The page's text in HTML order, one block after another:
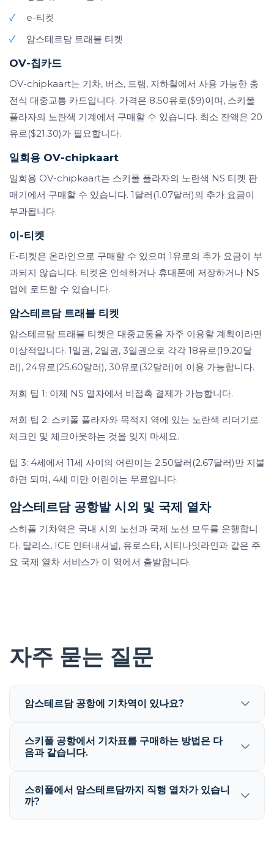
✓
e-티켓
✓
암스테르담 트래블 티켓
OV-칩카드
OV-chipkaart는 기차, 버스, 트램, 지하철에서 사용 가능한 충
전식 대중교통 카드입니다. 가격은 8.50유로($9)이며, 스키폴
플라자의 노란색 기계에서 구매할 수 있습니다. 최소 잔액은 20
유로($21.30)가 필요합니다.
일회용 OV-chipkaart
일회용 OV-chipkaart는 스키폴 플라자의 노란색 NS 티켓 판
매기에서 구매할 수 있습니다. 1달러(1.07달러)의 추가 요금이
부과됩니다.
이-티켓
E-티켓은 온라인으로 구매할 수 있으며 1유로의 추가 요금이 부
과되지 않습니다. 티켓은 인쇄하거나 휴대폰에 저장하거나 NS
앱에 로드할 수 있습니다.
암스테르담 트래블 티켓
암스테르담 트래블 티켓은 대중교통을 자주 이용할 계획이라면
이상적입니다. 1일권, 2일권, 3일권으로 각각 18유로(19.20달
러), 24유로(25.60달러), 30유로(32달러)에 이용 가능합니다.
저희 팁 1: 이제 NS 열차에서 비접촉 결제가 가능합니다.
저희 팁 2: 스키폴 플라자와 목적지 역에 있는 노란색 리더기로
체크인 및 체크아웃하는 것을 잊지 마세요.
팁 3: 4세에서 11세 사이의 어린이는 2.50달러(2.67달러)만 지불
하면 되며, 4세 미만 어린이는 무료입니다.
암스테르담 공항발 시외 및 국제 열차
스히폴 기차역은 국내 시외 노선과 국제 노선 모두를 운행합니
다. 탈리스, ICE 인터내셔널, 유로스타, 시티나잇라인과 같은 주
요 국제 열차 서비스가 이 역에서 출발합니다.
자주 묻는 질문
암스테르담 공항에 기차역이 있나요?
스키폴 공항에서 기차표를 구매하는 방법은 다
음과 같습니다.
스히폴에서 암스테르담까지 직행 열차가 있습니
까?